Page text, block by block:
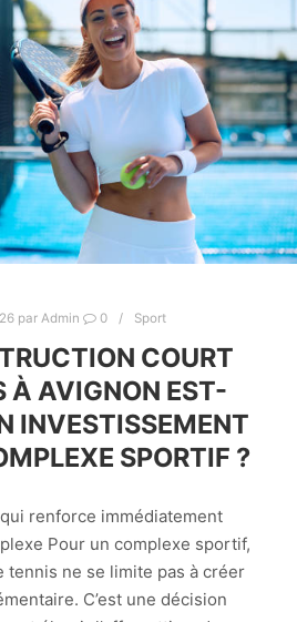
par Admin 0 Sport
COURT
À AVIGNON EST-
INVESTISSEMENT
SPORTIF ?
renforce immédiatement
Pour un complexe sportif,
tennis ne se limite pas à créer
C’est une décision